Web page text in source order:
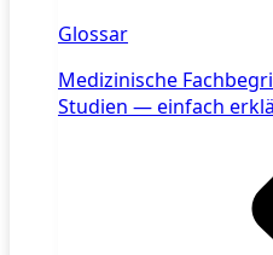
Glossar
Medizinische
Studien — einfach